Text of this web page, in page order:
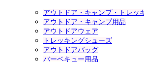
アウトドア・キャンプ・トレッ
アウトドア・キャンプ用品
アウトドアウェア
トレッキングシューズ
アウトドアバッグ
バーベキュー用品